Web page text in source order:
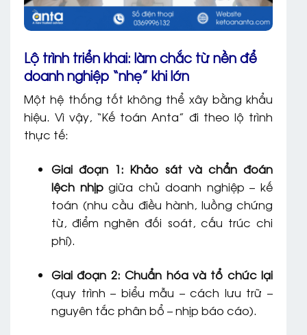
Lộ trình triển khai: làm chắc từ nền để
doanh nghiệp “nhẹ” khi lớn
Một hệ thống tốt không thể xây bằng khẩu
hiệu. Vì vậy, “Kế toán Anta” đi theo lộ trình
thực tế:
Giai đoạn 1: Khảo sát và chẩn đoán
lệch nhịpgiữa chủ doanh nghiệp – kế
toán (nhu cầu điều hành, luồng chứng
từ, điểm nghẽn đối soát, cấu trúc chi
phí).
Giai đoạn 2: Chuẩn hóa và tổ chức lại
(quy trình – biểu mẫu – cách lưu trữ –
nguyên tắc phân bổ – nhịp báo cáo).